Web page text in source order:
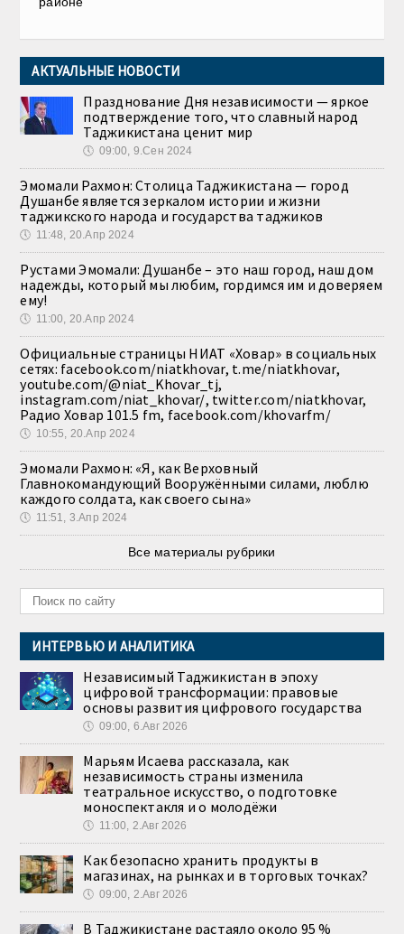
АКТУАЛЬНЫЕ НОВОСТИ
Празднование Дня независимости — яркое
подтверждение того, что славный народ
Таджикистана ценит мир
🕔 09:00, 9.Сен 2024
Эмомали Рахмон: Столица Таджикистана — город
Душанбе является зеркалом истории и жизни
таджикского народа и государства таджиков
🕔 11:48, 20.Апр 2024
Рустами Эмомали: Душанбе – это наш город, наш дом
надежды, который мы любим, гордимся им и доверяем
ему!
🕔 11:00, 20.Апр 2024
Официальные страницы НИАТ «Ховар» в социальных
сетях: facebook.com/niatkhovar, t.me/niatkhovar,
youtube.com/@niat_Khovar_tj,
instagram.com/niat_khovar/, twitter.com/niatkhovar,
Радио Ховар 101.5 fm, facebook.com/khovarfm/
🕔 10:55, 20.Апр 2024
Эмомали Рахмон: «Я, как Верховный
Главнокомандующий Вооружёнными силами, люблю
каждого солдата, как своего сына»
🕔 11:51, 3.Апр 2024
Все материалы рубрики
ИНТЕРВЬЮ И АНАЛИТИКА
Независимый Таджикистан в эпоху
цифровой трансформации: правовые
основы развития цифрового государства
🕔 09:00, 6.Авг 2026
Марьям Исаева рассказала, как
независимость страны изменила
театральное искусство, о подготовке
моноспектакля и о молодёжи
🕔 11:00, 2.Авг 2026
Как безопасно хранить продукты в
магазинах, на рынках и в торговых точках?
🕔 09:00, 2.Авг 2026
В Таджикистане растаяло около 95 %